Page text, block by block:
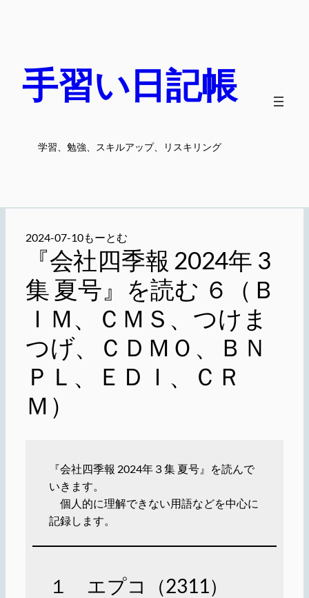
手習い日記帳
学習、勉強、スキルアップ、リスキリング
2024-07-10もーとむ
『会社四季報 2024年 3
集 夏号』を読む ６（Ｂ
ＩＭ、ＣＭＳ、つけま
つげ、ＣＤＭＯ、ＢＮ
ＰＬ、ＥＤＩ、ＣＲ
Ｍ）
『会社四季報 2024年３集 夏号』を読んで
いきます。
個人的に理解できない用語などを中心に
記録します。
１ エプコ（2311）